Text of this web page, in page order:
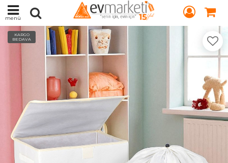
menü
KARGO
BEDAVA